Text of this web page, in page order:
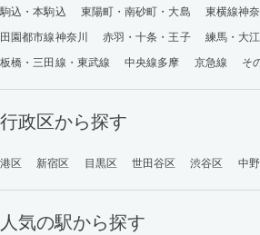
駒込・本駒込
東陽町・南砂町・大島 東横線神奈
田園都市線神奈川
赤羽・十条・王子
練馬・大
板橋・三田線・東武線
中央線多摩 京急線 そ
行政区から探す
港区 新宿区 目黒区 世田谷区 渋谷区 中
人気の駅から探す